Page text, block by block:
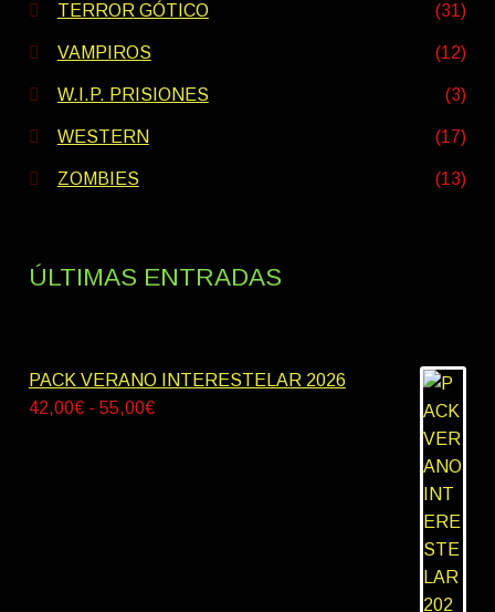
TERROR GÓTICO (31)
VAMPIROS (12)
W.I.P. PRISIONES (3)
WESTERN (17)
ZOMBIES (13)
ÚLTIMAS ENTRADAS
PACK VERANO INTERESTELAR 2026
42,00€ - 55,00€Rango